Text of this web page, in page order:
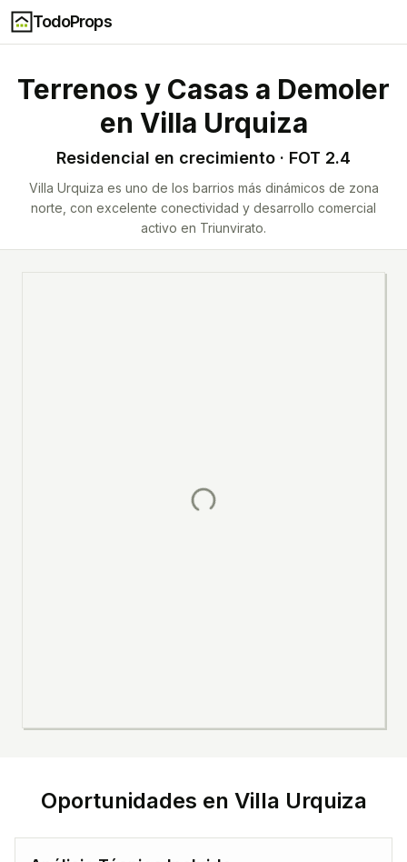
TodoProps
Terrenos y Casas a Demoler
en Villa Urquiza
Residencial en crecimiento · FOT 2.4
Villa Urquiza es uno de los barrios más dinámicos de zona
norte, con excelente conectividad y desarrollo comercial
activo en Triunvirato.
Oportunidades en Villa Urquiza